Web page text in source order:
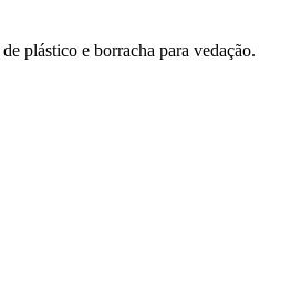
plástico e borracha para vedação.